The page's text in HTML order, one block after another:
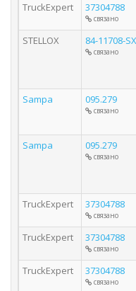
TruckExpert
37304788
связано
STELLOX
84-11708-SX
связано
Sampa
095.279
связано
Sampa
095.279
связано
TruckExpert
37304788
связано
TruckExpert
37304788
связано
TruckExpert
37304788
связано